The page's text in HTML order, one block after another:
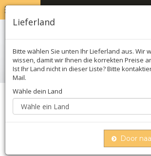
eichen- & akazienholz, malpighi
Lieferland
Bitte wählen Sie unten Ihr Lieferland aus. Wir
wissen, damit wir Ihnen die korrekten Preise
Ist Ihr Land nicht in dieser Liste? Bitte
Mail.
Wähle dein Land
Door